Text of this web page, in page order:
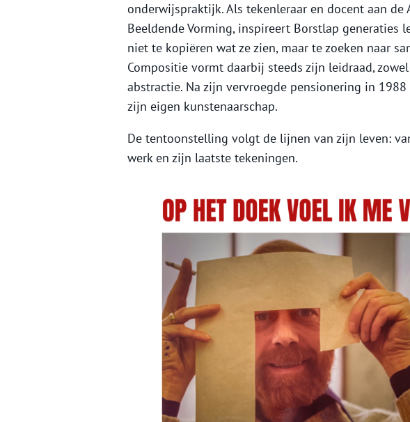
onderwijspraktijk. Als tekenleraar en docent aan de
Beeldende Vorming, inspireert Borstlap generaties
niet te kopiëren wat ze zien, maar te zoeken naar
Compositie vormt daarbij steeds zijn leidraad,
abstractie. Na zijn vervroegde pensionering in
zijn eigen kunstenaarschap.
De tentoonstelling volgt de lijnen van zijn leven:
werk en zijn laatste tekeningen.